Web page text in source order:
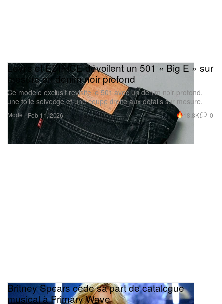
Mode
Levi's et EDIFICE dévoilent un 501 « Big E » sur
mesure en denim noir profond
Ce modèle exclusif revisite le 501 avec un denim noir profond,
une toile selvedge et une coupe droite aux détails sur mesure.
Feb 11, 2026 18.8K 0
Britney Spears cède sa part de catalogue
musical à Primary Wave